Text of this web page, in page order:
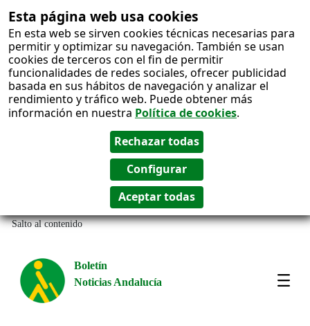
Esta página web usa cookies
En esta web se sirven cookies técnicas necesarias para
permitir y optimizar su navegación. También se usan
cookies de terceros con el fin de permitir
funcionalidades de redes sociales, ofrecer publicidad
basada en sus hábitos de navegación y analizar el
rendimiento y tráfico web. Puede obtener más
información en nuestra Política de cookies.
Salto al contenido
Boletín
Noticias Andalucía